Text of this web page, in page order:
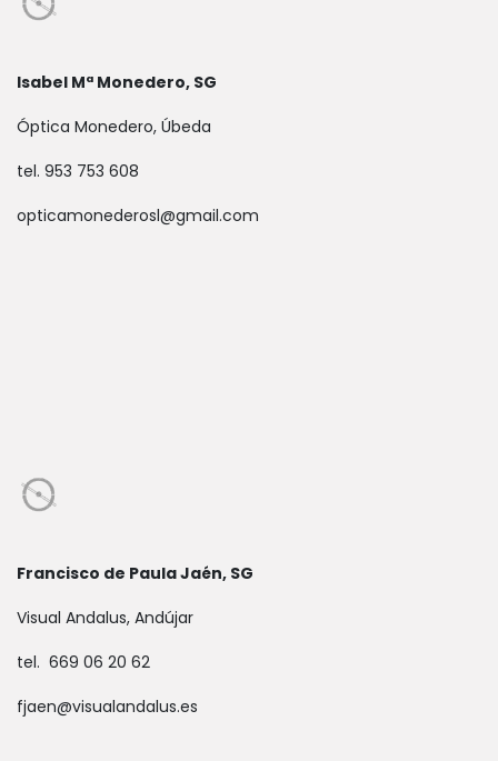
Isabel Mª Monedero, SG
Óptica Monedero, Úbeda
tel. 953 753 608
opticamonederosl@gmail.com
Francisco de Paula Jaén, SG
Visual Andalus, Andújar
tel. 669 06 20 62
fjaen@visualandalus.es